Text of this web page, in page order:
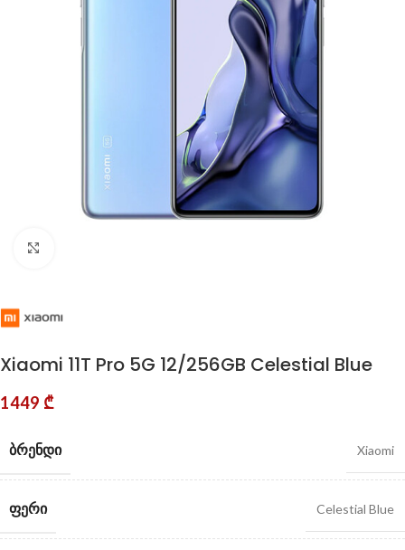
Xiaomi 11T Pro 5G 12/256GB Celestial Blue
1449 ₾
ᲑᲠᲔᲜᲓᲘ Xiaomi
ᲤᲔᲠᲘ Celestial Blue